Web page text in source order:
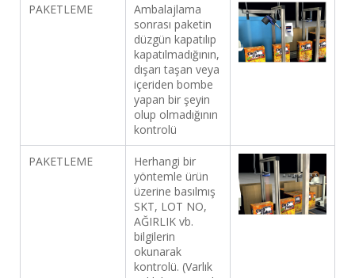
PAKETLEME
Ambalajlama
sonrası paketin
düzgün kapatılıp
kapatılmadığının,
dışarı taşan veya
içeriden bombe
yapan bir şeyin
olup olmadığının
kontrolü
PAKETLEME
Herhangi bir
yöntemle ürün
üzerine basılmış
SKT, LOT NO,
AĞIRLIK vb.
bilgilerin
okunarak
kontrolü. (Varlık